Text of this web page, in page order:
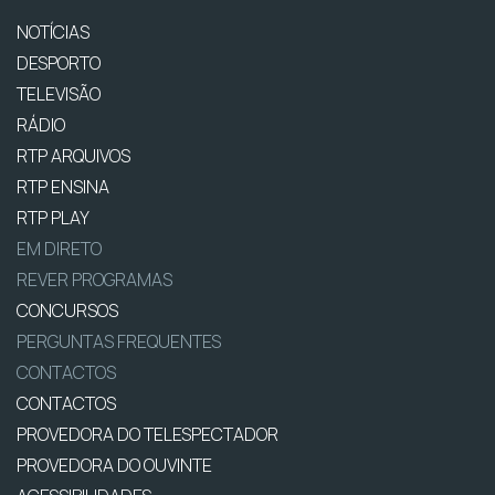
NOTÍCIAS
DESPORTO
TELEVISÃO
RÁDIO
RTP ARQUIVOS
RTP ENSINA
RTP PLAY
EM DIRETO
REVER PROGRAMAS
CONCURSOS
PERGUNTAS FREQUENTES
CONTACTOS
CONTACTOS
PROVEDORA DO TELESPECTADOR
PROVEDORA DO OUVINTE